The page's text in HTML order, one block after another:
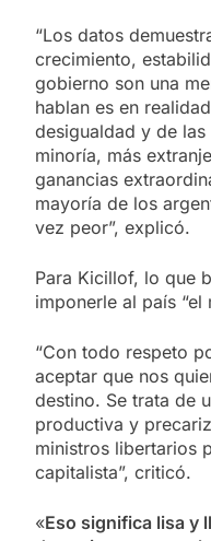
“Los datos
crecimiento,
gobierno son una
hablan es en
desigualdad y de
minoría, más
ganancias
mayoría de los
vez peor”, explicó.
Para Kicillof, lo que
imponerle al país “el
“Con todo respeto
aceptar que nos
destino. Se trata de
productiva y
ministros libertarios
capitalista”, criticó.
«Eso significa lisa y